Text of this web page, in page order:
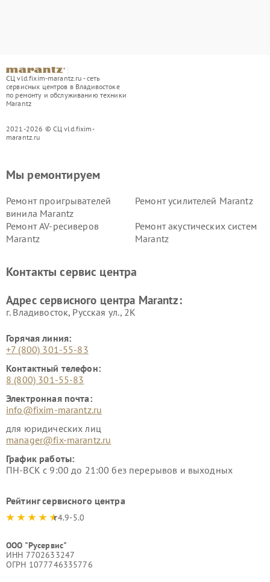
СЦ vld.fixim-marantz.ru - сеть
сервисных центров в Владивостоке
по ремонту и обслуживанию техники
Marantz
2021-2026 © СЦ vld.fixim-
marantz.ru
Мы ремонтируем
Ремонт проигрывателей
винила Marantz
Ремонт усилителей Marantz
Ремонт AV-ресиверов
Marantz
Ремонт акустических систем
Marantz
Контакты сервис центра
Адрес сервисного центра Marantz:
г. Владивосток, Русская ул., 2К
Горячая линия:
+7 (800) 301-55-83
Контактный телефон:
8 (800) 301-55-83
Электронная почта:
info@fixim-marantz.ru
для юридических лиц
manager@fix-marantz.ru
График работы:
ПН-ВСК с 9:00 до 21:00 без перерывов и выходных
Рейтинг сервисного центра
4.9-5.0
ООО "Русервис"
ИНН 7702633247
ОГРН 1077746335776